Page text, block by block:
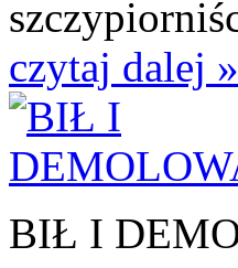
czytaj dalej »
BIŁ I